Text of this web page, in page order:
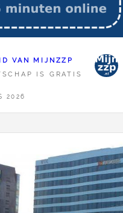
VAN MIJNZZP
IS GRATIS
2026